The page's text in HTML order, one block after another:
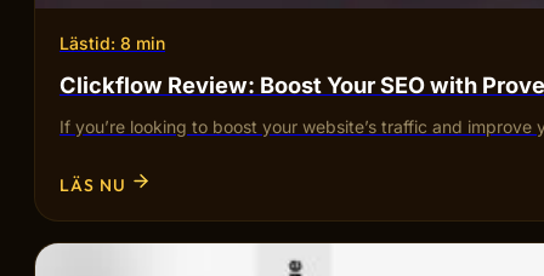
Lästid: 8 min
Clickflow Review: Boost Your SEO with
If you’re looking to boost your website’s traffic and
LÄS NU